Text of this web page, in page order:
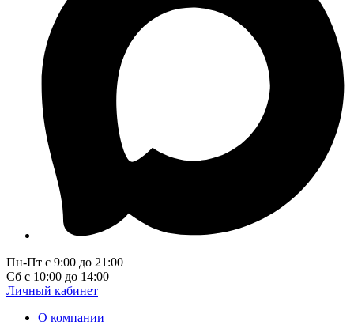
Пн-Пт с 9:00 до 21:00
Сб с 10:00 до 14:00
Личный кабинет
О компании